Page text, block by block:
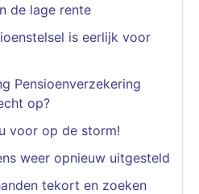
de lage rente
is eerlijk voor
Pensioenverzekering
op?
voor op de storm!
weer opnieuw uitgesteld
tekort en zoeken